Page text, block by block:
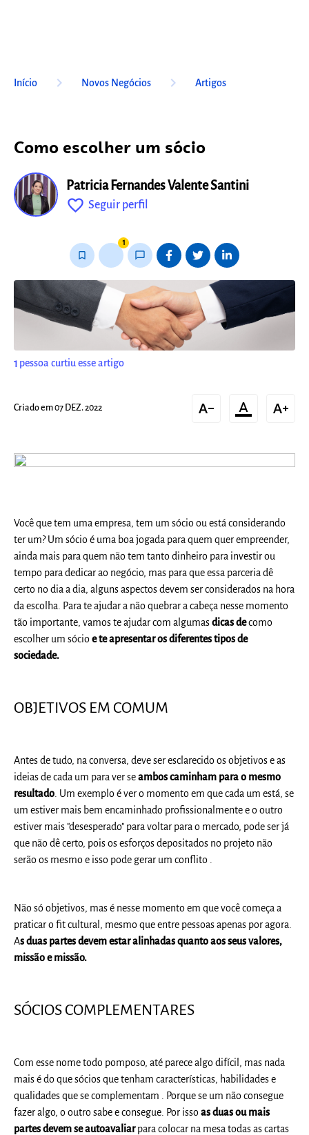
Início keyboard_arrow_right Novos Negócios keyboard_arrow_right Artigos
Como escolher um sócio
Patricia Fernandes Valente Santini
favorite_outline Seguir perfil
bookmark_border
1
chat_bubble_outline
1 pessoa curtiu esse artigo
Criado em 07 DEZ. 2022 text_decrease format_color_text text_increase
Você que tem uma empresa, tem umsócioou está considerando
ter um? Um sócio é uma boa jogada para quem querempreender,
ainda mais para quem não tem tanto dinheiro para investir ou
tempo para dedicar ao negócio, mas para que essa parceria dê
certo no dia a dia, alguns aspectos devem ser considerados na hora
da escolha. Para te ajudar a não quebrar a cabeça nesse momento
tão importante, vamos te ajudar com algumasdicas decomo
escolher um sócioe te apresentar os diferentes tipos de
sociedade.
OBJETIVOS EM COMUM
Antes de tudo, na conversa, deve ser esclarecido os objetivos e as
ideias de cada um para ver seambos caminham para o mesmo
resultado . Um exemplo é ver o momento em que cada um está, se
um estiver mais bem encaminhado profissionalmente e o outro
estiver mais "desesperado" para voltar para o mercado, pode ser já
que não dê certo, pois os esforços depositados no projeto não
serão os mesmo e isso pode gerar um conflito .
Não só objetivos, mas é nesse momento em que você começa a
praticar o fit cultural, mesmo que entre pessoas apenas por agora.
As duas partes devem estar alinhadas quanto aos seus valores,
missão e missão.
SÓCIOS COMPLEMENTARES
Com esse nome todo pomposo, até parece algo difícil, mas nada
mais é do que sócios que tenham características, habilidades e
qualidades que se complementam . Porque se um não consegue
fazer algo, o outro sabe e consegue. Por issoas duas ou mais
partes devem se autoavaliarpara colocar na mesa todas as cartas